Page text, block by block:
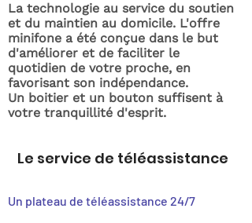
La technologie au service du soutien
et du maintien au domicile. L'offre
minifone a été conçue dans le but
d'améliorer et de faciliter le
quotidien de votre proche, en
favorisant son indépendance.
Un boitier et un bouton suffisent à
votre tranquillité d'esprit.
Le service de téléassistance
Un plateau de téléassistance 24/7